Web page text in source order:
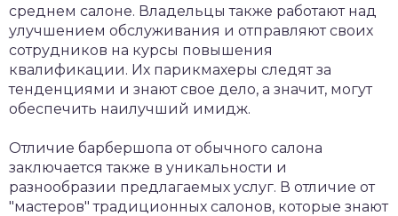
среднем салоне. Владельцы также работают над
улучшением обслуживания и отправляют своих
сотрудников на курсы повышения
квалификации. Их парикмахеры следят за
тенденциями и знают свое дело, а значит, могут
обеспечить наилучший имидж.
Отличие барбершопа от обычного салона
заключается также в уникальности и
разнообразии предлагаемых услуг. В отличие от
"мастеров" традиционных салонов, которые знают